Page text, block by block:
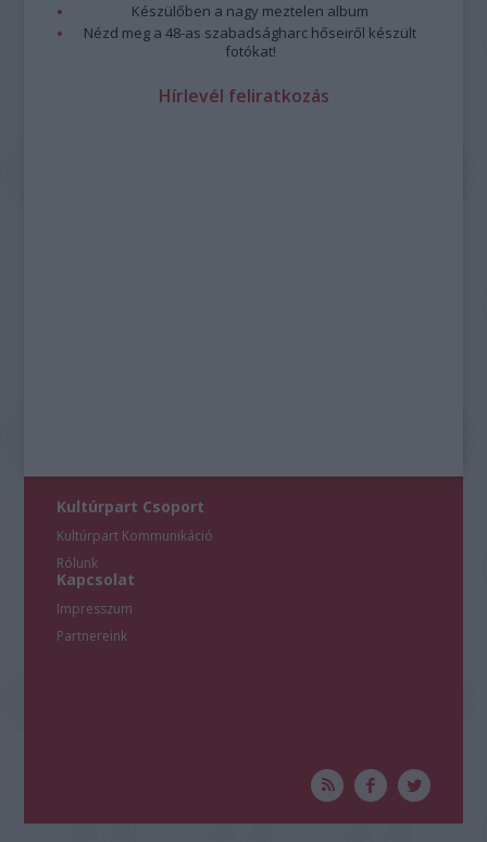
Készülőben a nagy meztelen album
Nézd meg a 48-as szabadságharc hőseiről készült
fotókat!
Hírlevél feliratkozás
Kultúrpart Csoport
Kultúrpart Kommunikáció
Rólunk
Kapcsolat
Impresszum
Partnereink